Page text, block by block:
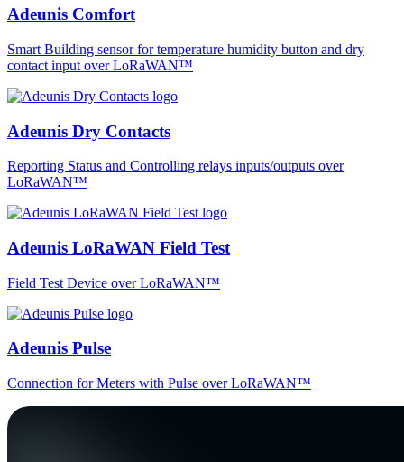
Adeunis Comfort
Smart Building sensor for temperature humidity button and dry
contact input over LoRaWAN™
Adeunis Dry Contacts
Reporting Status and Controlling relays inputs/outputs over
LoRaWAN™
Adeunis LoRaWAN Field Test
Field Test Device over LoRaWAN™
Adeunis Pulse
Connection for Meters with Pulse over LoRaWAN™